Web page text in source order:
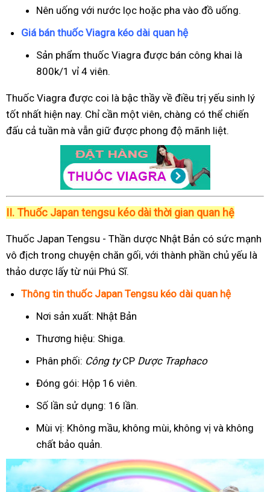
Nên uống với nước lọc hoặc pha vào đồ uống.
Giá bán thuốc Viagra kéo dài quan hệ
Sản phẩm thuốc Viagra được bán công khai là
800k/1 vỉ 4 viên.
Thuốc Viagra được coi là bậc thầy về điều trị yếu sinh lý
tốt nhất hiện nay. Chỉ cần một viên, chàng có thể chiến
đấu cả tuần mà vẫn giữ được phong độ mãnh liệt.
II. Thuốc Japan tengsu kéo dài thời gian quan hệ
Thuốc Japan Tengsu - Thần dược Nhật Bản có sức mạnh
vô địch trong chuyện chăn gối, với thành phần chủ yếu là
thảo dược lấy từ núi Phú Sĩ.
Thông tin thuốc Japan Tengsu kéo dài quan hệ
Nơi sản xuất: Nhật Bản
Thương hiệu: Shiga.
Phân phối: Công tyCP Dược Traphaco
Đóng gói: Hộp 16 viên.
Số lần sử dụng: 16 lần.
Mùi vị: Không mầu, không mùi, không vị và không
chất bảo quản.